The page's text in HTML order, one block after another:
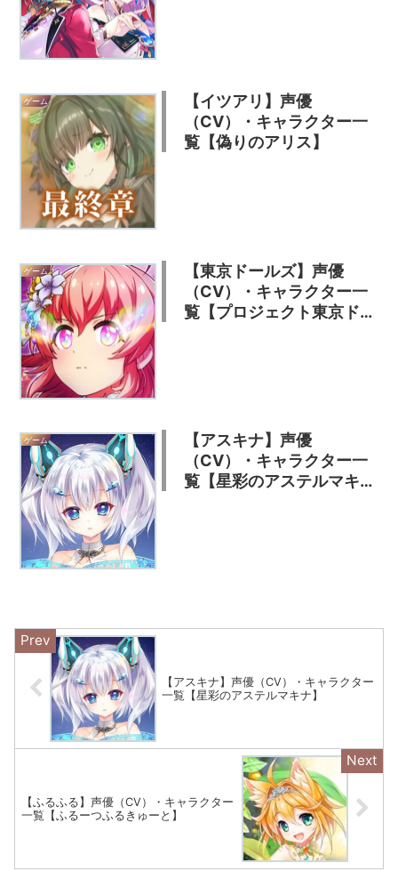
ゲーム
【イツアリ】声優
（CV）・キャラクター一
覧【偽りのアリス】
ゲーム
【東京ドールズ】声優
（CV）・キャラクター一
覧【プロジェクト東京ドー
ゲーム
【アスキナ】声優
（CV）・キャラクター一
覧【星彩のアステルマキ
【アスキナ】声優（CV）・キャラクター
一覧【星彩のアステルマキナ】
【ふるふる】声優（CV）・キャラクター
一覧【ふるーつふるきゅーと】